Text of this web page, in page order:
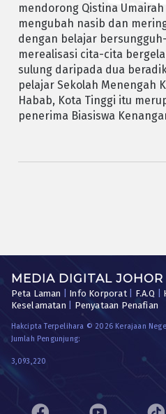
mendorong Qistina
mengubah nasib dan
dengan belajar
merealisasi cita-cita
sulung daripada dua
pelajar Sekolah Menengah
Habab, Kota Tinggi itu
penerima Biasiswa
MEDIA DIGITAL JOHOR
Peta Laman Info Korporat| F.A.Q
Keselamatan
Penyataan Penafian
Hakcipta Terpelihara © 2026 Kerajaan
Jumlah Pengunjung:
3,093,220